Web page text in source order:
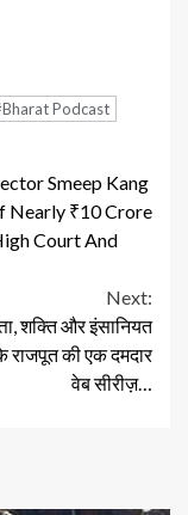
Podcast
Smeep Kang
Nearly ₹10 Crore
Court And
Next:
शक्ति और इंसानियत
राजपूत की एक दमदार
वेब सीरीज़…